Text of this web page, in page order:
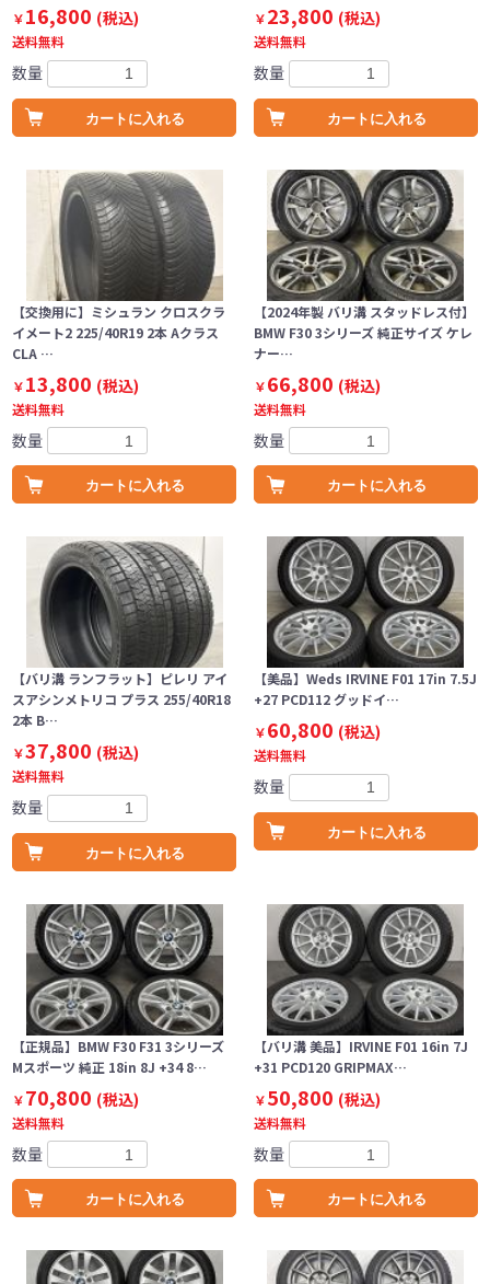
￥16,800 (税込)
送料無料
数量
カートに入れる
￥23,800 (税込)
送料無料
数量
カートに入れる
【交換用に】ミシュラン クロスクラ
イメート2 225/40R19 2本 Aクラス
CLA …
￥13,800 (税込)
送料無料
数量
カートに入れる
【2024年製 バリ溝 スタッドレス付】
BMW F30 3シリーズ 純正サイズ ケレ
ナー…
￥66,800 (税込)
送料無料
数量
カートに入れる
【バリ溝 ランフラット】ピレリ アイ
スアシンメトリコ プラス 255/40R18
2本 B…
￥37,800 (税込)
送料無料
数量
カートに入れる
【美品】Weds IRVINE F01 17in 7.5J
+27 PCD112 グッドイ…
￥60,800 (税込)
送料無料
数量
カートに入れる
【正規品】BMW F30 F31 3シリーズ
Mスポーツ 純正 18in 8J +34 8…
￥70,800 (税込)
送料無料
数量
カートに入れる
【バリ溝 美品】IRVINE F01 16in 7J
+31 PCD120 GRIPMAX…
￥50,800 (税込)
送料無料
数量
カートに入れる